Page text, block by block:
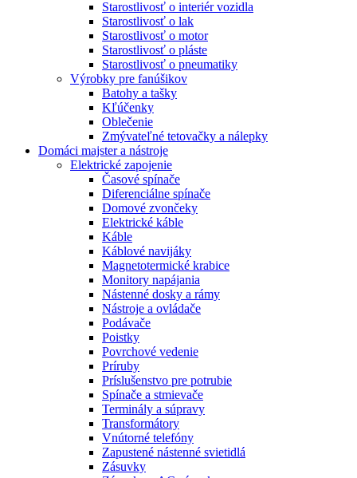
Starostlivosť o interiér vozidla
Starostlivosť o lak
Starostlivosť o motor
Starostlivosť o pláste
Starostlivosť o pneumatiky
Výrobky pre fanúšikov
Batohy a tašky
Kľúčenky
Oblečenie
Zmývateľné tetovačky a nálepky
Domáci majster a nástroje
Elektrické zapojenie
Časové spínače
Diferenciálne spínače
Domové zvončeky
Elektrické káble
Káble
Káblové navijáky
Magnetotermické krabice
Monitory napájania
Nástenné dosky a rámy
Nástroje a ovládače
Podávače
Poistky
Povrchové vedenie
Príruby
Príslušenstvo pre potrubie
Spínače a stmievače
Terminály a súpravy
Transformátory
Vnútorné telefóny
Zapustené nástenné svietidlá
Zásuvky